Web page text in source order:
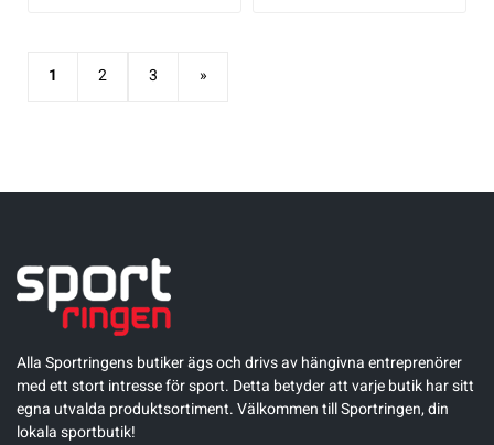
1 2 3 »
Alla Sportringens butiker ägs och drivs av hängivna entreprenörer
med ett stort intresse för sport. Detta betyder att varje butik har sitt
egna utvalda produktsortiment. Välkommen till Sportringen, din
lokala sportbutik!